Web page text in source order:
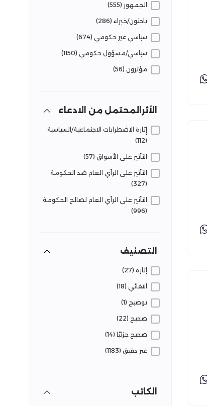
الجمهور (555)
باحثون/خبراء (286)
سياسي غير حكومي (674)
سياسي/مسؤول حكومي (1150)
مؤثرون (56)
الأثرالمحتمل من الادعاء
إِثارة الاضطرابات الاجتماعية/السياسية
(112)
التأثير على الأسواق (57)
التأثير على الرأي العام ضد الحكومة
(327)
التأثير على الرأي العام لصالح الحكومة
(996)
التلاعب بالجمهور لحصد مشاهدات
العام (1014)
تقويض الثقة في المؤسسات (45)
التصنيف
إثارة (27)
انتقائي (18)
توضيح (1)
صحيح (22)
صحيح جزئيًا (14)
غير دقيق (1183)
قضايا وحقائق (230)
الكاتب